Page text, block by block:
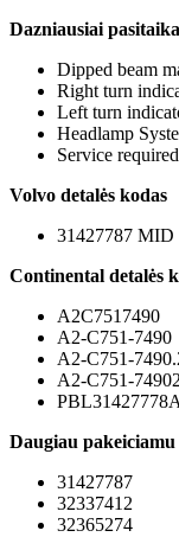
Dazniausiai
Dipped beam
Right turn
Left turn
Headlamp
Service required
Volvo detalės kodas
31427787 MID
Continental detalės
A2C7517490
A2-C751-7490
A2-C751-
A2-C751-74902
Daugiau
31427787
32337412
32365274